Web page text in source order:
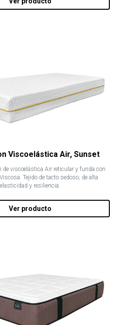
Viscoelástica Air, Sunset
de viscoelástica Air reticular y funda con
Tejido de tacto sedoso, de alta
elasticidad y resiliencia.
Ver producto